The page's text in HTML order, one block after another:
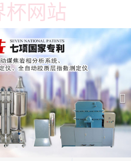
杯网站
＞
能检测系统